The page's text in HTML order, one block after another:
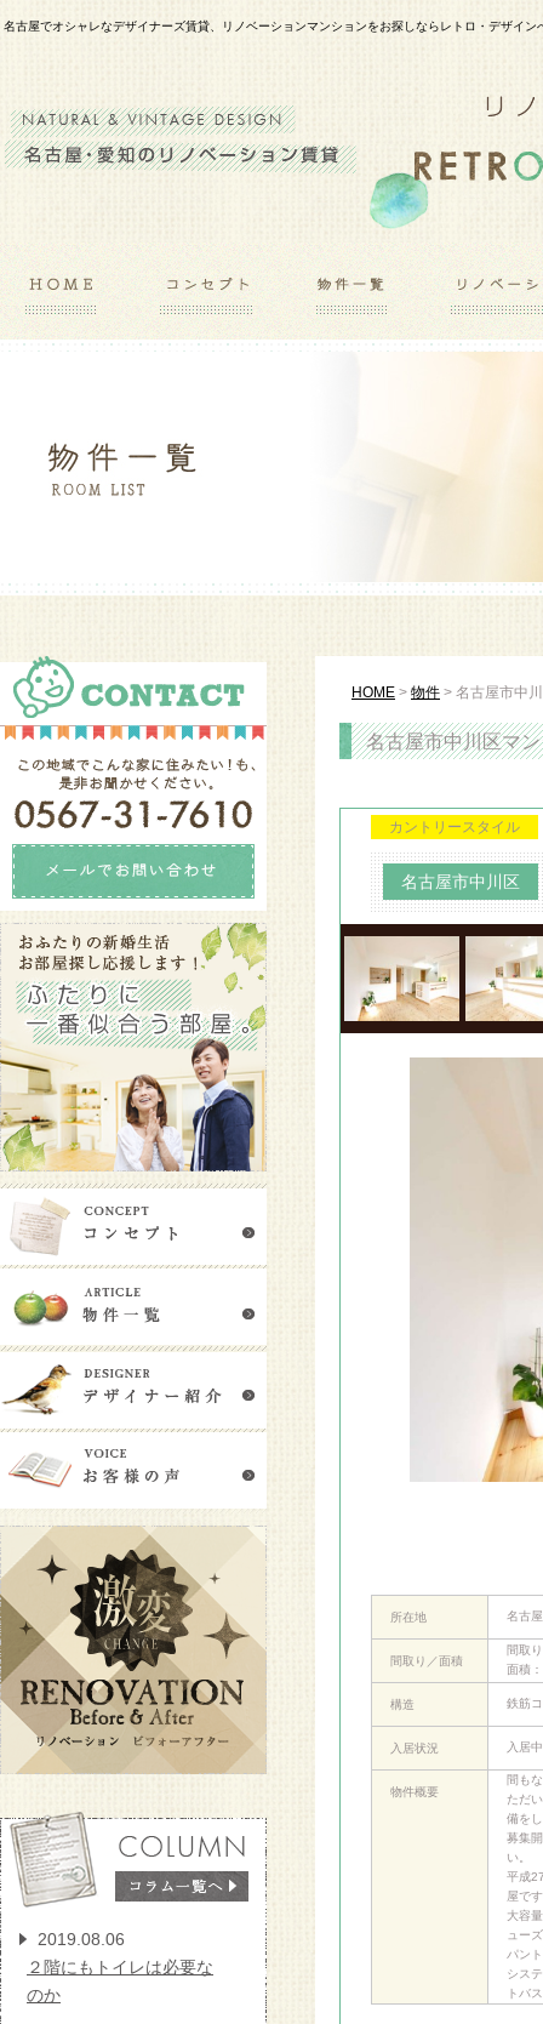
名古屋でオシャレなデザイナーズ賃貸、リノベーションマンションをお探しならレトロ・デザイン
2019.08.06
２階にもトイレは必要な
のか
HOME > 物件 > 名古屋市中
名古屋市中川区マ
カントリースタイル
名古屋市中川区
所在地 名古
間取り／面積
間取
面積
構造 鉄筋
入居状況 入居中
物件概要
間も
ただ
備を
募集
い。
平成
屋で
大容
ュー
パン
シス
トバ